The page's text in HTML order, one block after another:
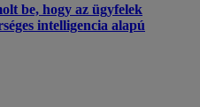
be, hogy az ügyfelek
intelligencia alapú